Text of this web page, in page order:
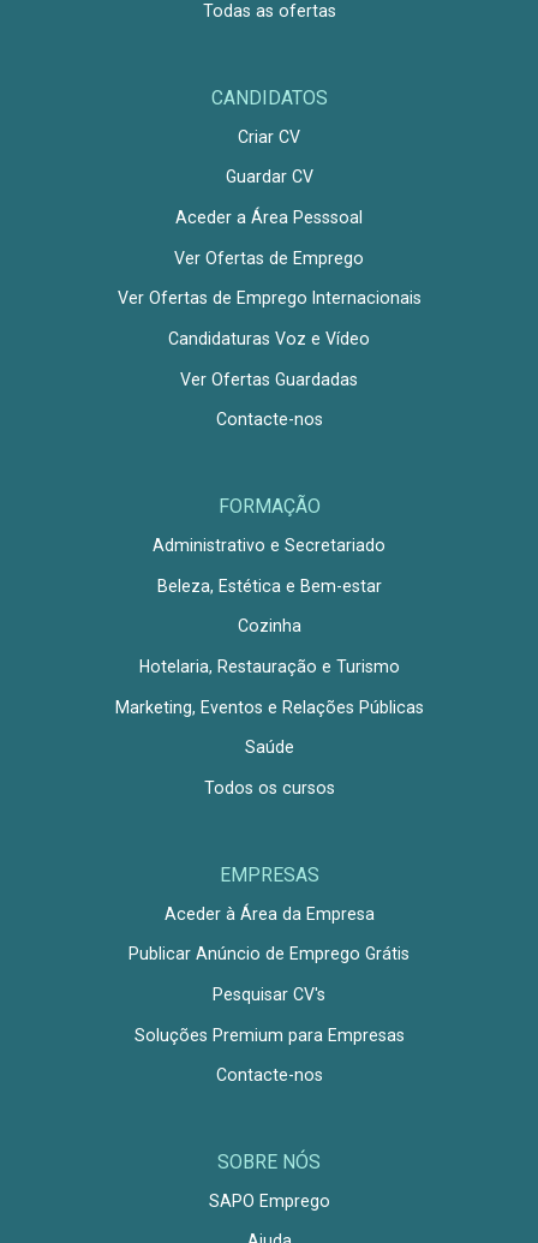
Todas as ofertas
CANDIDATOS
Criar CV
Guardar CV
Aceder a Área Pesssoal
Ver Ofertas de Emprego
Ver Ofertas de Emprego Internacionais
Candidaturas Voz e Vídeo
Ver Ofertas Guardadas
Contacte-nos
FORMAÇÃO
Administrativo e Secretariado
Beleza, Estética e Bem-estar
Cozinha
Hotelaria, Restauração e Turismo
Marketing, Eventos e Relações Públicas
Saúde
Todos os cursos
EMPRESAS
Aceder à Área da Empresa
Publicar Anúncio de Emprego Grátis
Pesquisar CV's
Soluções Premium para Empresas
Contacte-nos
SOBRE NÓS
SAPO Emprego